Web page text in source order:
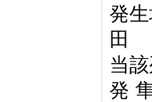
発
田
当
発